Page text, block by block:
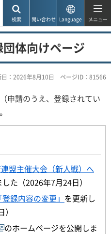
検索 問い合わせ Language メニュー
体向けページ
：2026年8月10日 ページID：81566
申請のうえ、登録されてい
盟主催大会（新人戦）へ
た（2026年7月24日）
「登録内容の変更」 を更新し
のホームページを公開しま